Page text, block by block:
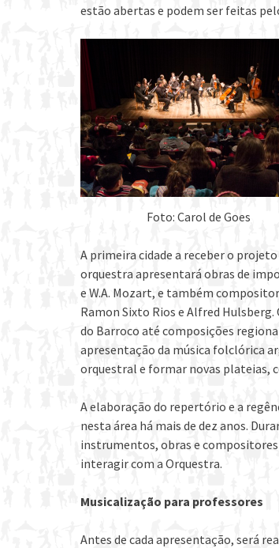
estão abertas e podem ser feitas
Foto: Carol de Goes
A primeira cidade a receber o
orquestra apresentará obras de
e W.A. Mozart, e também
Ramon Sixto Rios e Alfred
do Barroco até composições
apresentação da música folclórica
orquestral e formar novas plateias,
A elaboração do repertório e a
nesta área há mais de dez anos.
instrumentos, obras e compositores
interagir com a Orquestra.
Musicalização para professores
Antes de cada apresentação, será